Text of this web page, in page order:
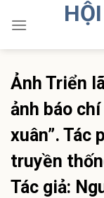
Ảnh Triển
ảnh báo
xuân”. Tác
truyền
Tác giả: